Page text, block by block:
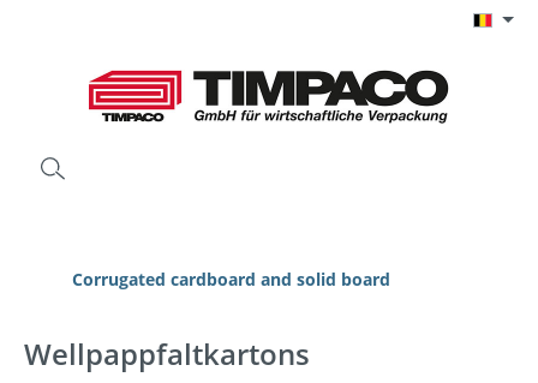
Corrugated cardboard and solid board
Wellpappfaltkartons